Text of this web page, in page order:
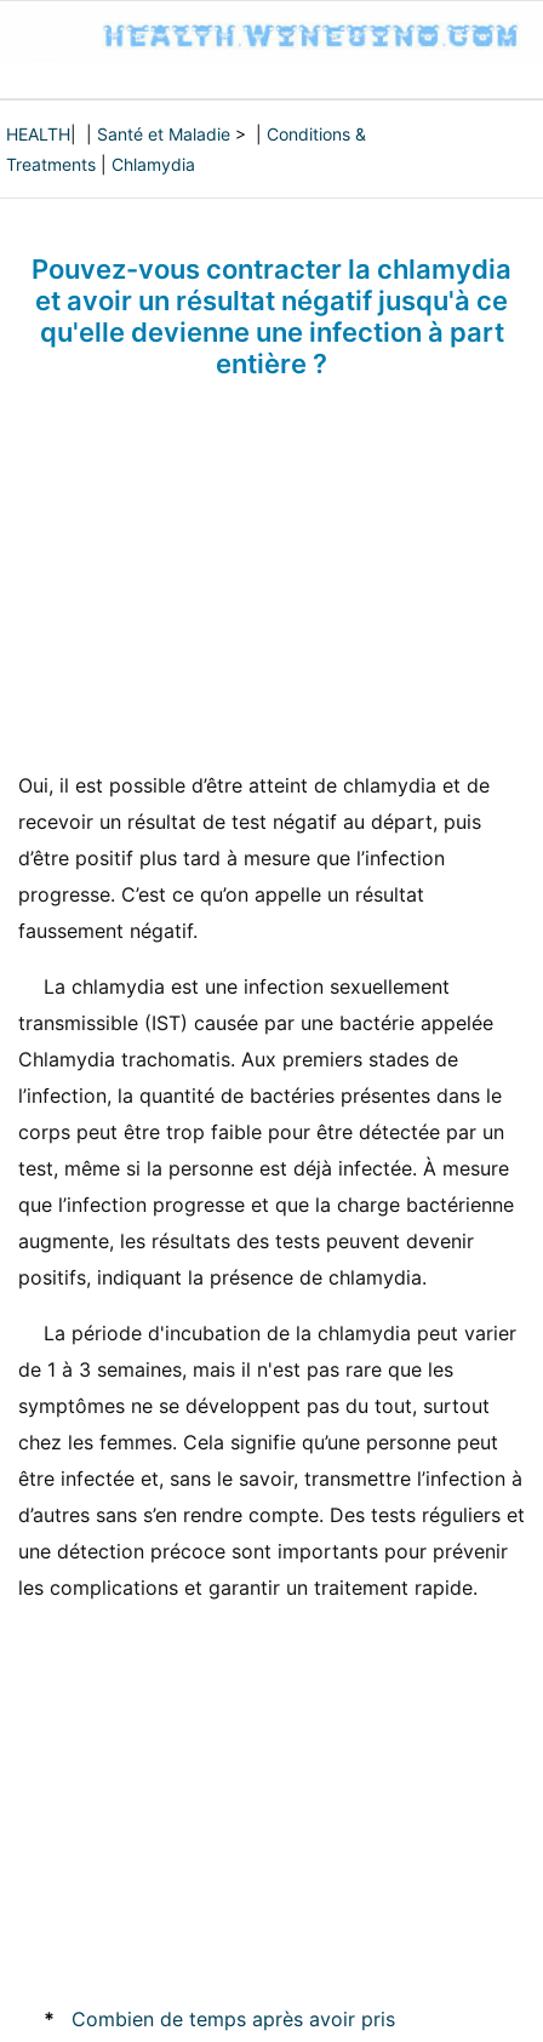
HEALTH Santé et Maladie > | Conditions &
Treatments
Chlamydia
Pouvez-vous contracter la chlamydia
et avoir un résultat négatif jusqu'à ce
qu'elle devienne une infection à part
entière ?
Oui, il est possible d’être atteint de chlamydia et de
recevoir un résultat de test négatif au départ, puis
d’être positif plus tard à mesure que l’infection
progresse. C’est ce qu’on appelle un résultat
faussement négatif.
La chlamydia est une infection sexuellement
transmissible (IST) causée par une bactérie appelée
Chlamydia trachomatis. Aux premiers stades de
l’infection, la quantité de bactéries présentes dans le
corps peut être trop faible pour être détectée par un
test, même si la personne est déjà infectée. À mesure
que l’infection progresse et que la charge bactérienne
augmente, les résultats des tests peuvent devenir
positifs, indiquant la présence de chlamydia.
La période d'incubation de la chlamydia peut varier
de 1 à 3 semaines, mais il n'est pas rare que les
symptômes ne se développent pas du tout, surtout
chez les femmes. Cela signifie qu’une personne peut
être infectée et, sans le savoir, transmettre l’infection à
d’autres sans s’en rendre compte. Des tests réguliers et
une détection précoce sont importants pour prévenir
les complications et garantir un traitement rapide.
*
Combien de temps après avoir pris